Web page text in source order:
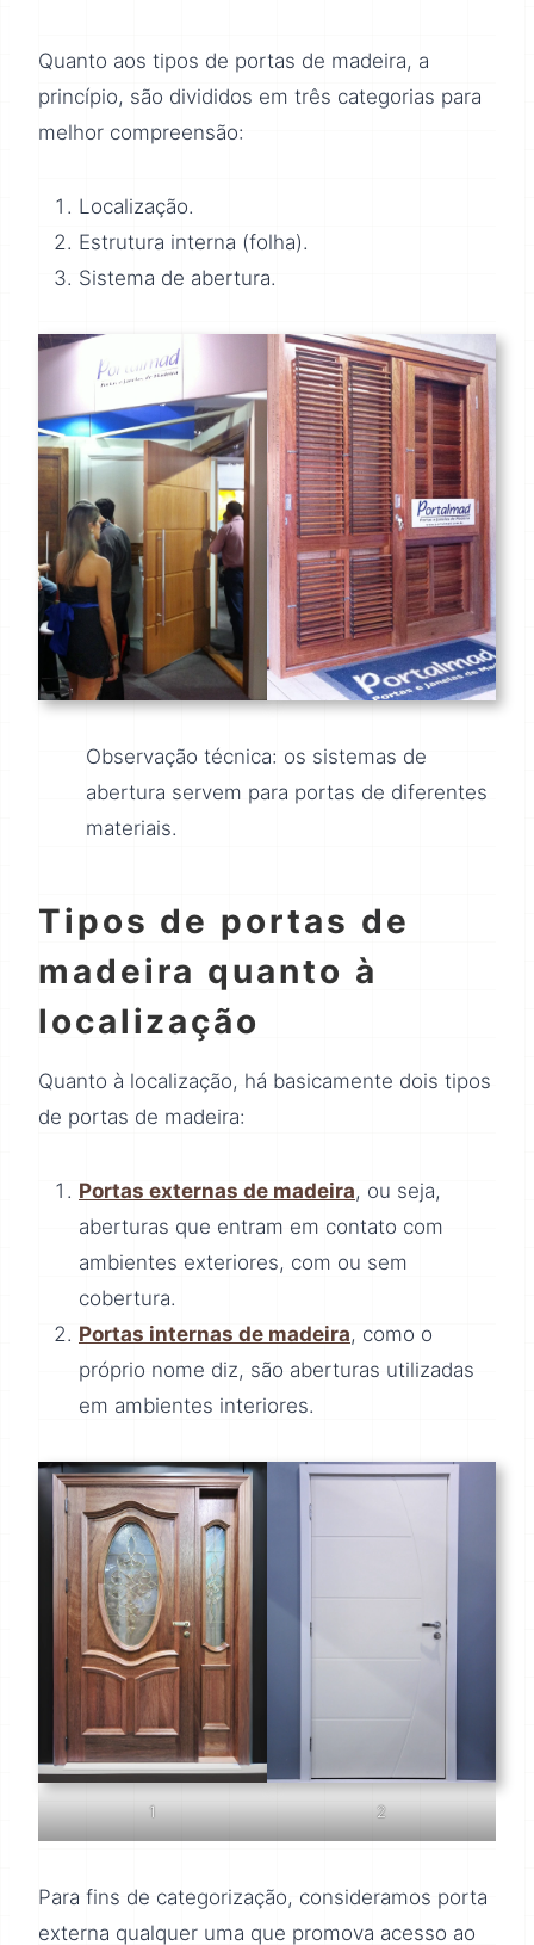
Quanto aos tipos de portas de madeira, a
princípio, são divididos em três categorias para
melhor compreensão:
Localização.
Estrutura interna (folha).
Sistema de abertura.
Observação técnica: os sistemas de
abertura servem para portas de diferentes
materiais.
Tipos de portas de
madeira quanto à
localização
Quanto à localização, há basicamente dois tipos
de portas de madeira:
Portas externas de madeira, ou seja,
aberturas que entram em contato com
ambientes exteriores, com ou sem
cobertura.
Portas internas de madeira, como o
próprio nome diz, são aberturas utilizadas
em ambientes interiores.
1 2
Para fins de categorização, consideramos porta
externa qualquer uma que promova acesso ao